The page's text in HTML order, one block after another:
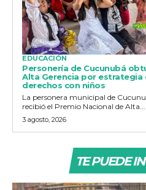
EDUCACIÓN
Personería de Cucunubá
Alta Gerencia por
derechos con niños
La personera municipal de
recibió el Premio Nacional de Alta...
3 agosto, 2026
TE PUEDE